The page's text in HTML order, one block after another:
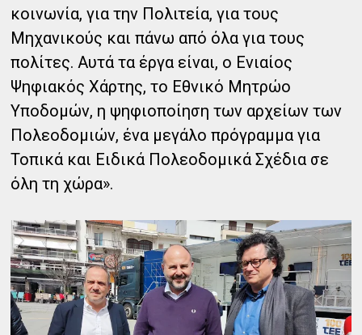
κοινωνία, για την Πολιτεία, για τους
Μηχανικούς και πάνω από όλα για τους
πολίτες. Αυτά τα έργα είναι, ο Ενιαίος
Ψηφιακός Χάρτης, το Εθνικό Μητρώο
Υποδομών, η ψηφιοποίηση των αρχείων των
Πολεοδομιών, ένα μεγάλο πρόγραμμα για
Τοπικά και Ειδικά Πολεοδομικά Σχέδια σε
όλη τη χώρα».